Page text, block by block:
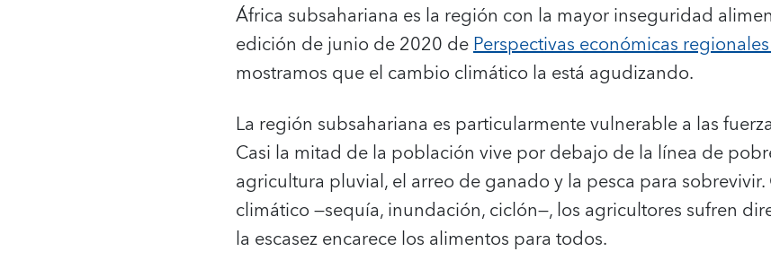
África subsahariana es la región con la mayor inseguridad
edición de junio de 2020 dePerspectivas económicas
mostramos que el cambio climático la está agudizando.
La región subsahariana es particularmente vulnerable a las
Casi la mitad de la población vive por debajo de la línea de
agricultura pluvial, el arreo de ganado y la pesca para
climático —sequía, inundación, ciclón—, los agricultores sufren
la escasez encarece los alimentos para todos.